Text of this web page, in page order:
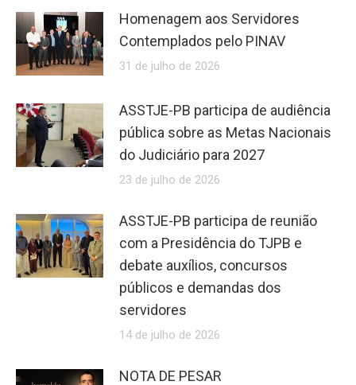
Homenagem aos Servidores
Contemplados pelo PINAV
31 de julho de 2026
ASSTJE-PB participa de audiência
pública sobre as Metas Nacionais
do Judiciário para 2027
23 de julho de 2026
ASSTJE-PB participa de reunião
com a Presidência do TJPB e
debate auxílios, concursos
públicos e demandas dos
servidores
14 de julho de 2026
NOTA DE PESAR